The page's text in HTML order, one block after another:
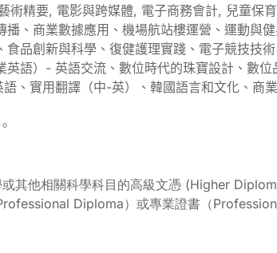
術精要, 電影與跨媒體, 電子商務會計, 兒童保
播、商業數據應用、機場航站樓運營、運動與
食品創新與科學、復健護理實踐、電子競技技
英語）- 英語交流、數位時代的珠寶設計、數
語、實用翻譯（中-英）、韓國語言和文化、商
其他相關科學科目的高級文憑 (Higher
Diploma）或專業證書（